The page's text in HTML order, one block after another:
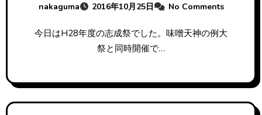
nakaguma 2016年10月25日 No Comments
今日はH28年度の志成祭でした。味噌天神の例大
祭と同時開催で…